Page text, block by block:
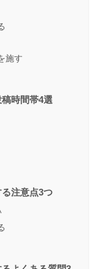
施す
時間帯4選
注意点3つ